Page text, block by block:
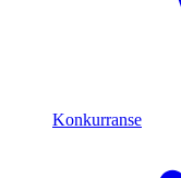
Konkurranse